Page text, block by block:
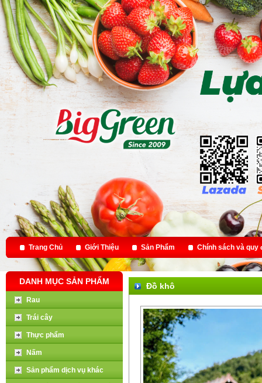
Trang Chủ Giới Thiệu Sản Phẩm Chính sách và quy
DANH MỤC SẢN PHẨM
Rau
Trái cây
Thực phẩm
Nấm
Sản phẩm dịch vụ khác
Đồ khô